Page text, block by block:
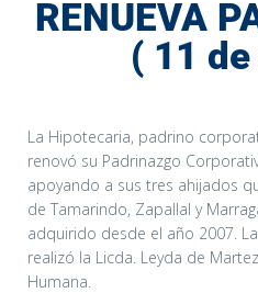
RENUEVA
( 11
La Hipotecaria, padrino
renovó su Padrinazgo
apoyando a sus tres ahijados
de Tamarindo, Zapallal y
adquirido desde el año 2007.
realizó la Licda. Leyda de
Humana.